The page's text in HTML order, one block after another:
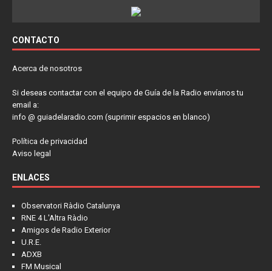
CONTACTO
Acerca de nosotros
Si deseas contactar con el equipo de Guía de la Radio envíanos tu
email a:
info @ guiadelaradio.com (suprimir espacios en blanco)
Política de privacidad
Aviso legal
ENLACES
Observatori Ràdio Catalunya
RNE 4 L'Altra Ràdio
Amigos de Radio Exterior
U.R.E.
ADXB
FM Musical